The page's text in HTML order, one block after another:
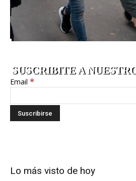
SUSCRIBITE A
Email *
Lo más visto de hoy